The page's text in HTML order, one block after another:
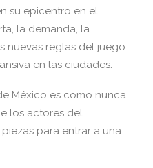
su epicentro en el
la demanda, la
nuevas reglas del juego
en las ciudades.
México es como nunca
los actores del
para entrar a una